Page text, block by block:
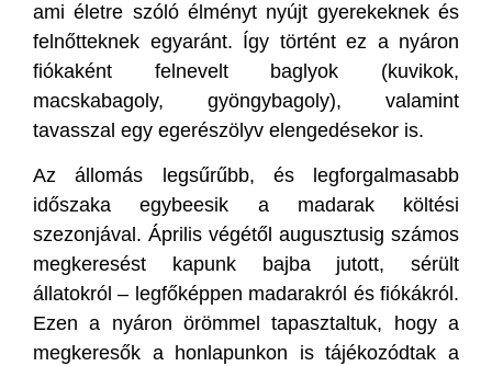
ami életre szóló élményt nyújt gyerekeknek és
felnőtteknek egyaránt. Így történt ez a nyáron
fiókaként felnevelt baglyok (kuvikok,
macskabagoly, gyöngybagoly), valamint
tavasszal egy egerészölyv elengedésekor is.
Az állomás legsűrűbb, és legforgalmasabb
időszaka egybeesik a madarak költési
szezonjával. Április végétől augusztusig számos
megkeresést kapunk bajba jutott, sérült
állatokról – legfőképpen madarakról és fiókákról.
Ezen a nyáron örömmel tapasztaltuk, hogy a
megkeresők a honlapunkon is tájékozódtak a